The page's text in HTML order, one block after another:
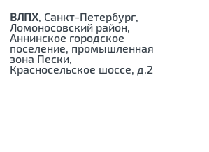
ВЛПХ, Санкт-Петербург,
Ломоносовский район,
Аннинское городское
поселение, промышленная
зона Пески,
Красносельское шоссе, д.2